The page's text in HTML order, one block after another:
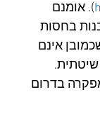
). אומנם
בחסות
אינם
בדרום